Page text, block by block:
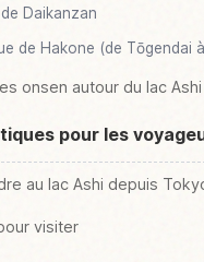
Daikanzan
de Hakone (de Tōgendai
onsen autour du lac Ashi
pour les
au lac Ashi depuis
visiter